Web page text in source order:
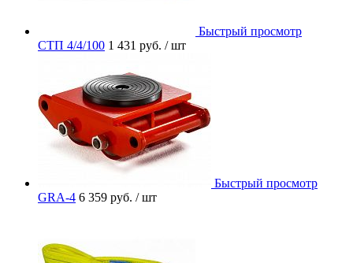
Быстрый просмотр
СТП 4/4/100 1 431 руб. / шт
Быстрый просмотр
GRA-4 6 359 руб. / шт